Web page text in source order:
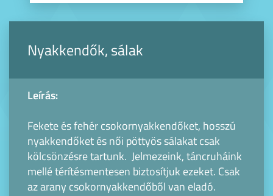
Nyakkendők, sálak
Leírás:
Fekete és fehér csokornyakkendőket, hosszú
nyakkendőket és női pöttyös sálakat csak
kölcsönzésre tartunk. Jelmezeink, táncruháink
mellé térítésmentesen biztosítjuk ezeket. Csak
az arany csokornyakkendőből van eladó.